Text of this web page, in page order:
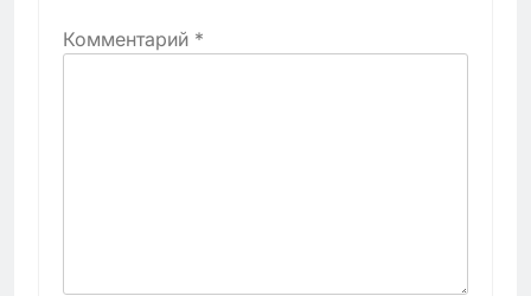
Комментарий *